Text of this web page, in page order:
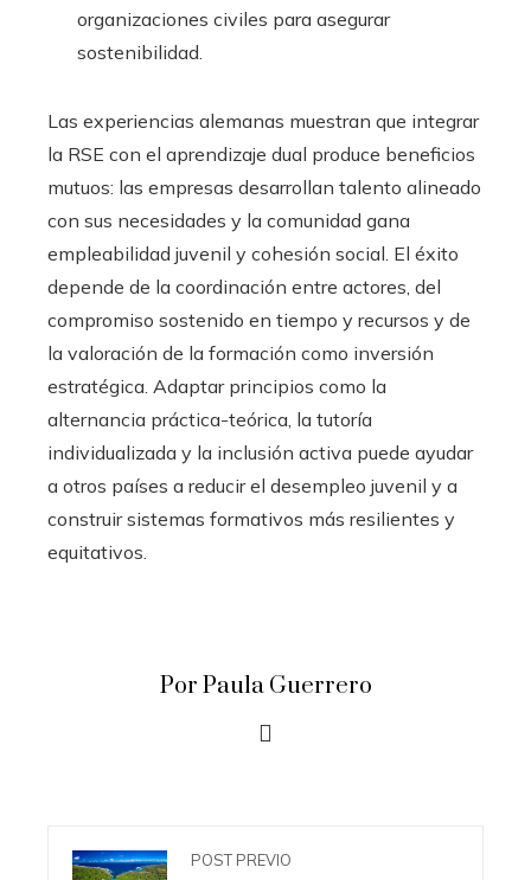
organizaciones civiles para asegurar
sostenibilidad.
Las experiencias alemanas muestran que integrar
la RSE con el aprendizaje dual produce beneficios
mutuos: las empresas desarrollan talento alineado
con sus necesidades y la comunidad gana
empleabilidad juvenil y cohesión social. El éxito
depende de la coordinación entre actores, del
compromiso sostenido en tiempo y recursos y de
la valoración de la formación como inversión
estratégica. Adaptar principios como la
alternancia práctica-teórica, la tutoría
individualizada y la inclusión activa puede ayudar
a otros países a reducir el desempleo juvenil y a
construir sistemas formativos más resilientes y
equitativos.
Por Paula Guerrero
POST PREVIO